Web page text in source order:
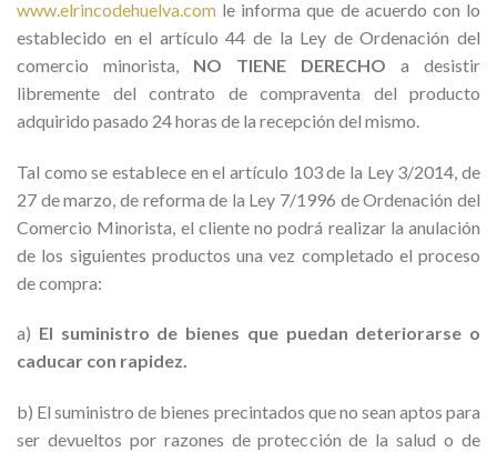
www.elrincodehuelva.com le informa que de acuerdo con lo
establecido en el artículo 44 de la Ley de Ordenación del
comercio minorista, NO TIENE DERECHO a desistir
libremente del contrato de compraventa del producto
adquirido pasado 24 horas de la recepción del mismo.
Tal como se establece en el artículo 103 de la Ley 3/2014, de
27 de marzo, de reforma de la Ley 7/1996 de Ordenación del
Comercio Minorista, el cliente no podrá realizar la anulación
de los siguientes productos una vez completado el proceso
de compra:
a) El suministro de bienes que puedan deteriorarse o
caducar con rapidez.
b) El suministro de bienes precintados que no sean aptos para
ser devueltos por razones de protección de la salud o de